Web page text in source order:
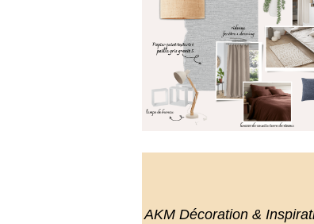
AKM Décoration &